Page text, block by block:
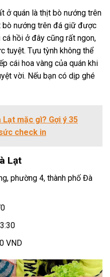
ở quán là thịt bò nướng trên
bò nướng trên đá giữ được
hồi ở đây cũng rất ngon,
tuyệt. Tựu tỳnh không thể
cái hoa vàng của quán khi
vời. Nếu bạn có dịp ghé
mặc gì? Gợi ý 35
check in
Lạt
phường 4, thành phố Đà
VND